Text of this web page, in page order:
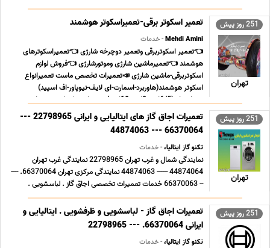
251 روز پیش
تهران
تعمیر اسکوتر برقی-تعمیراسکوتر هوشمند
Mehdi Amini- خدمات
👈تعمیر اسکوتربرقی وتعمیر دوچرخه شارژی 👈تعمیراسکوترهای
هوشمند 👈تعمیرماشین شارژی وموتورشارژی 👈فروش لوازم
اسکوتربرقی-ماشین شارژی 📣تعمیرات تخصص ماست تعمیرانواع
اسکوتر هوشمند(هاوربرد-اسمارت-ای لایف-نیوپاور-اف اسپید)
درسایزهای(6/5اینچ-8اینچ-10اینچ) تعمیرات درکوتاهترین زمان
وباهزینه پای ... ...
251 روز پیش
تهران
تعمیرات اجاق گاز های ایتالیایی و ایرانی 22798965 ---
66370064 --- 44874063
تکنو گاز ایتالیا،- خدمات
نمایندگی شمال و غرب تهران 22798965 نمایندگی غرب تهران
44874064 ------ 44874063 نمایندگی مرکزی تهران 66370064. ----
-- 66370063 خدمات تعمیرات تخصصی اجاق گاز . لباسشویی .
ظرفشویی ایتالیایی ، ایرانی ، با بهره از بهترین متخصصین پایتخت. در
کوتاه ترین زمان ممکن . تامین قطعات اصلی و او ... ...
251 روز پیش
تعمیرات اجاق گاز - لباسشویی و ظرفشویی . ایتالیایی و
ایرانی 66370064. --- 22798965
تکنو گاز ایتالیا،- خدمات